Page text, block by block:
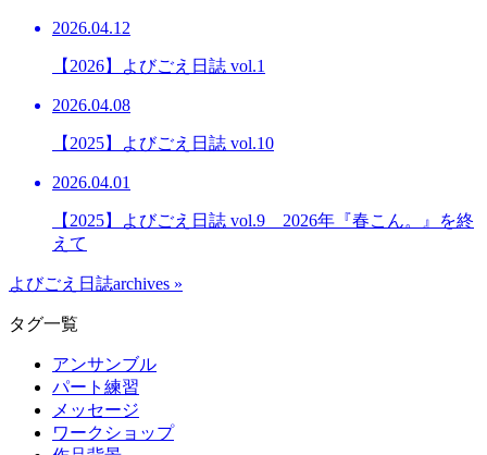
2026.04.12
【2026】よびごえ日誌 vol.1
2026.04.08
【2025】よびごえ日誌 vol.10
2026.04.01
【2025】よびごえ日誌 vol.9 2026年『春こん。』を終
えて
よびごえ日誌archives »
タグ一覧
アンサンブル
パート練習
メッセージ
ワークショップ